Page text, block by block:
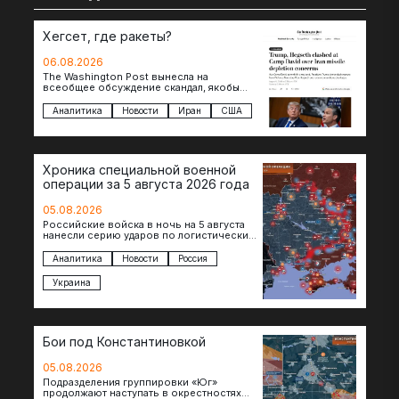
Хегсет, где ракеты?
06.08.2026
The Washington Post вынесла на
всеобщее обсуждение скандал, якобы
Трампом и военным министром Питом
Хегсетом в Кэмп-Дэвиде….
Аналитика Новости Иран США
Хроника специальной военной
операции за 5 августа 2026 года
05.08.2026
Российские войска в ночь на 5 августа
нанесли серию ударов по логистическим
Днепропетровской областях. Под…
Аналитика Новости Россия
Украина
Бои под Константиновкой
05.08.2026
Подразделения группировки «Юг»
продолжают наступать в окрестностях